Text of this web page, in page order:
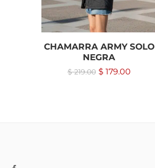
CHAMARRA ARMY SOLO
NEGRA
$219.00 $ 179.00